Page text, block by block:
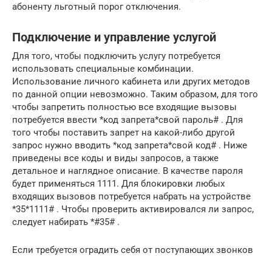
абоненту льготный порог отключения.
Подключение и управление услугой
Для того, чтобы подключить услугу потребуется
использовать специальные комбинации.
Использование личного кабинета или других методов
по данной опции невозможно. Таким образом, для того
чтобы запретить полностью все входящие вызовы
потребуется ввести *код запрета*свой пароль# . Для
того чтобы поставить запрет на какой-либо другой
запрос нужно вводить *код запрета*свой код# . Ниже
приведены все коды и виды запросов, а также
детальное и наглядное описание. В качестве пароля
будет применяться 1111. Для блокировки любых
входящих вызовов потребуется набрать на устройстве
*35*1111# . Чтобы проверить активировался ли запрос,
следует набирать *#35# .
Если требуется оградить себя от поступающих звонков